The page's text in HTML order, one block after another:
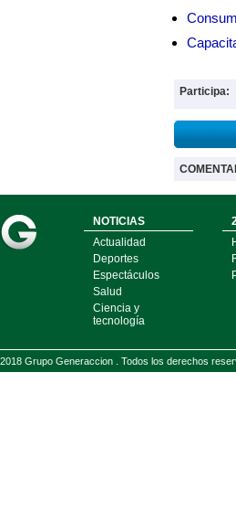
Participa:
NOTICIAS
Actualidad
Deportes
Espectáculos
Salud
Ciencia y
tecnología
2018 Grupo Generaccion . Todos los derechos